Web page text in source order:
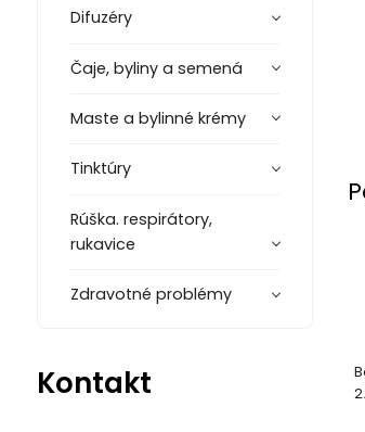
Difuzéry
Čaje, byliny a semená
Maste a bylinné krémy
Tinktúry
Rúška. respirátory,
rukavice
Zdravotné problémy
Kontakt